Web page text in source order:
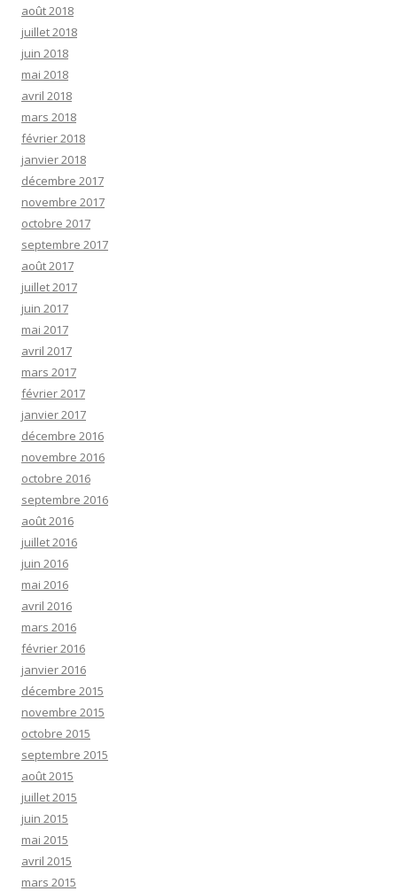
août 2018
juillet 2018
juin 2018
mai 2018
avril 2018
mars 2018
février 2018
janvier 2018
décembre 2017
novembre 2017
octobre 2017
septembre 2017
août 2017
juillet 2017
juin 2017
mai 2017
avril 2017
mars 2017
février 2017
janvier 2017
décembre 2016
novembre 2016
octobre 2016
septembre 2016
août 2016
juillet 2016
juin 2016
mai 2016
avril 2016
mars 2016
février 2016
janvier 2016
décembre 2015
novembre 2015
octobre 2015
septembre 2015
août 2015
juillet 2015
juin 2015
mai 2015
avril 2015
mars 2015